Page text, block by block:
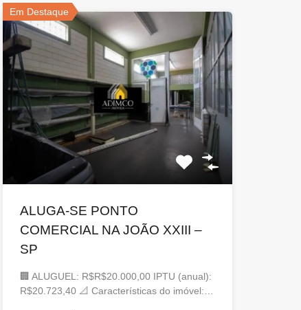
Em Destaque
ALUGA-SE PONTO
COMERCIAL NA JOÃO XXIII –
SP
🏢 ALUGUEL: R$R$20.000,00 IPTU (anual):
R$20.723,40 📐 Características do imóvel:…